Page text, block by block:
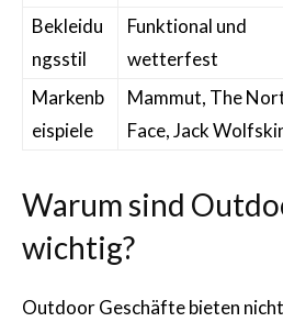
Bekleidu
ngsstil
Funktional und
wetterfest
Markenb
eispiele
Mammut, The
Face, Jack
Warum sind
wichtig?
Outdoor Geschäfte bieten